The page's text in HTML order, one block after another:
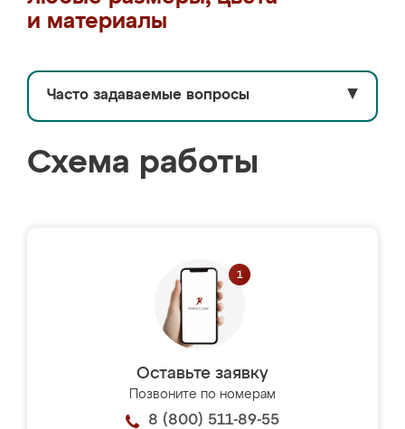
и материалы
Часто задаваемые вопросы ▼
Схема работы
Оставьте заявку
Позвоните по номерам
8 (800) 511-89-55